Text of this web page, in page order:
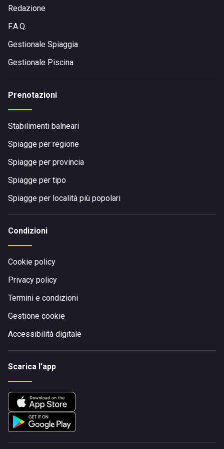
Redazione
F.A.Q.
Gestionale Spiaggia
Gestionale Piscina
Prenotazioni
Stabilimenti balneari
Spiagge per regione
Spiagge per provincia
Spiagge per tipo
Spiagge per località più popolari
Condizioni
Cookie policy
Privacy policy
Termini e condizioni
Gestione cookie
Accessibilità digitale
Scarica l'app